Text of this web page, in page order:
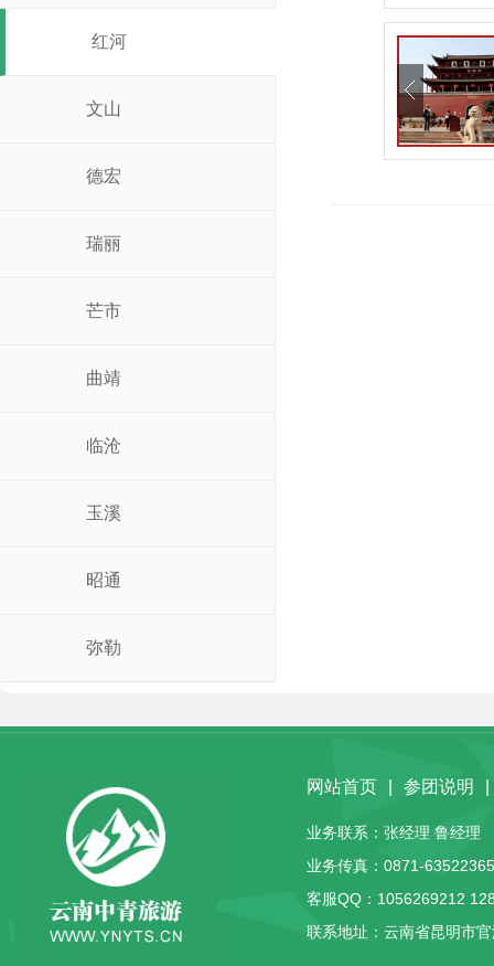
红河
文山
德宏
瑞丽
芒市
曲靖
临沧
玉溪
昭通
弥勒
网站首页 参团说明
业务联系：张经理 鲁经理
业务传真：0871-
客服QQ： 1056269212
联系地址：云南省昆明市